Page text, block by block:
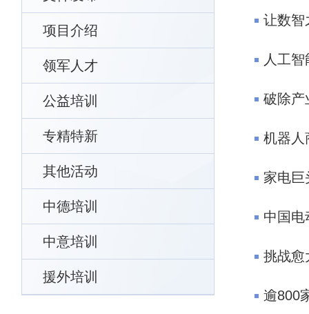
项目介绍
领军人才
公益培训
专精特新
其他活动
中德培训
中意培训
援外培训
让数智
人工
破除产
机器人
家电巨
中国电
挑战愈
逾800